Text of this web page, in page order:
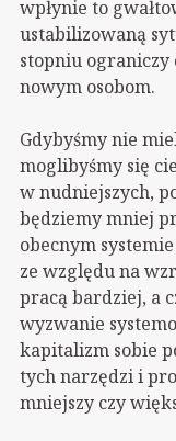
wpłynie to
ustabilizowaną
stopniu ograniczy
nowym osobom.
Gdybyśmy nie
moglibyśmy się
w nudniejszych,
będziemy mniej
obecnym
ze względu na
pracą bardziej, a
wyzwanie
kapitalizm sobie
tych narzędzi i
mniejszy czy